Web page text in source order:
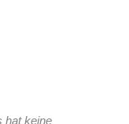
hat keine